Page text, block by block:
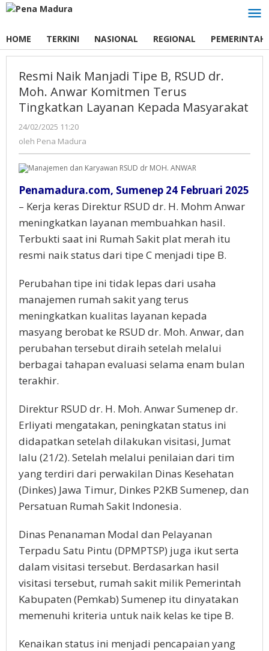
Lewati
HOME TERKINI NASIONAL REGIONAL
Resmi Naik Manjadi Tipe B, RSUD dr.
Moh. Anwar Komitmen Terus
Tingkatkan Layanan Kepada Masyarakat
24/02/2025 11:20
Pena
oleh Pena Madura
Penamadura.com, Sumenep 24 Februari 2025
– Kerja keras Direktur RSUD dr. H. Mohm Anwar
meningkatkan layanan membuahkan hasil.
Terbukti saat ini Rumah Sakit plat merah itu
resmi naik status dari tipe C menjadi tipe B.
Perubahan tipe ini tidak lepas dari usaha
manajemen rumah sakit yang terus
meningkatkan kualitas layanan kepada
masyang berobat ke RSUD dr. Moh. Anwar, dan
perubahan tersebut diraih setelah melalui
berbagai tahapan evaluasi selama enam bulan
terakhir.
Direktur RSUD dr. H. Moh. Anwar Sumenep dr.
Erliyati mengatakan, peningkatan status ini
didapatkan setelah dilakukan visitasi, Jumat
lalu (21/2). Setelah melalui penilaian dari tim
yang terdiri dari perwakilan Dinas Kesehatan
(Dinkes) Jawa Timur, Dinkes P2KB Sumenep, dan
Persatuan Rumah Sakit Indonesia.
Dinas Penanaman Modal dan Pelayanan
Terpadu Satu Pintu (DPMPTSP) juga ikut serta
dalam visitasi tersebut. Berdasarkan hasil
visitasi tersebut, rumah sakit milik Pemerintah
Kabupaten (Pemkab) Sumenep itu dinyatakan
memenuhi kriteria untuk naik kelas ke tipe B.
Kenaikan status ini menjadi pencapaian yang